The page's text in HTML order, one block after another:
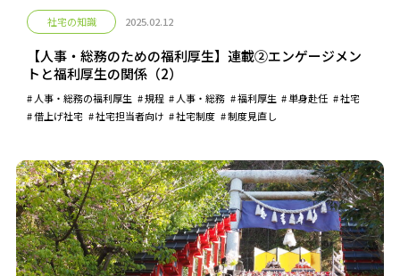
社宅の知識 2025.02.12
【人事・総務のための福利厚生】連載②エンゲージメン
トと福利厚生の関係（2）
人事・総務の福利厚生 規程 人事・総務 福利厚生 単身赴任
社宅
借上げ社宅
社宅担当者向け 社宅制度 制度見直し